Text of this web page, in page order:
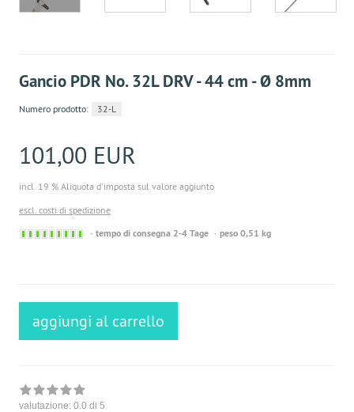
Gancio PDR No. 32L DRV - 44 cm - Ø 8mm
Numero prodotto: 32-L
101,00 EUR
incl. 19 % Aliquota d'imposta sul valore aggiunto
escl. costi di spedizione
Sofort
tempo di consegna 2-4 Tage peso 0,51 kg
aggiungi al carrello
valutazione: 0.0 di 5